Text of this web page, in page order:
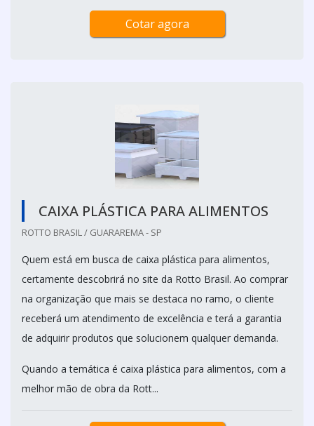
Cotar agora
CAIXA PLÁSTICA PARA ALIMENTOS
ROTTO BRASIL / GUARAREMA - SP
Quem está em busca de caixa plástica para alimentos,
certamente descobrirá no site da Rotto Brasil. Ao comprar
na organização que mais se destaca no ramo, o cliente
receberá um atendimento de excelência e terá a garantia
de adquirir produtos que solucionem qualquer demanda.
Quando a temática é caixa plástica para alimentos, com a
melhor mão de obra da Rott...